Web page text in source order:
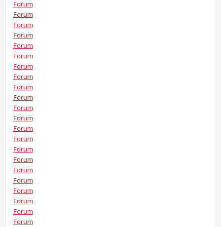
Forum
Forum
Forum
Forum
Forum
Forum
Forum
Forum
Forum
Forum
Forum
Forum
Forum
Forum
Forum
Forum
Forum
Forum
Forum
Forum
Forum
Forum